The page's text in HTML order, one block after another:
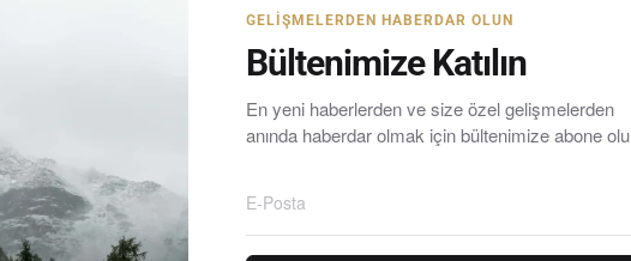
CHP’den 81 İl Başkanının İmzasıyla Ortak Bildiri:
yarımadasındaki en güncel haberleri tarafsız olarak
Muğla
GELIŞMELERDEN HABERDAR OLUN
Bültenimize Katılın
En yeni haberlerden ve size özel gelişmelerden
anında haberdar olmak için bültenimize abone